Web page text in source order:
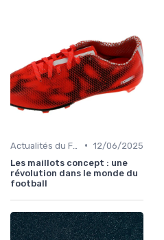
• 12/06/2025
Les maillots concept : une
révolution dans le monde du
football